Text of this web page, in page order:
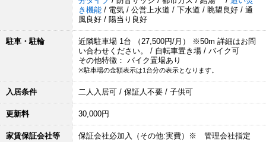
き機能 / 電気 / 公営上水道 / 下水道 / 眺望良好 / 通
風良好 / 陽当り良好
駐車・駐輪
近隣駐車場 1台 （27,500円/月） ※50m 詳細はお問
い合わせください。 / 自転車置き場 / バイク可
その他特徴： バイク置場あり
※駐車場の金額表示は1台分の表示となります。
入居条件 二人入居可 / 保証人不要 / 子供可
更新料 30,000円
家賃保証会社等 保証会社必加入（その他:実費）※ 管理会社指定